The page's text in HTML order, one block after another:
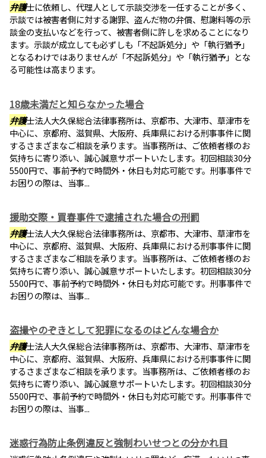
弁護士に依頼し、代理人として示談交渉を一任することが多く、
示談では被害者側に対する謝罪、盗んだ物の弁償、慰謝料等の示
談金の支払いなどを行って、被害者側に許しを求めることになり
ます。示談が成立しても必ずしも「不起訴処分」や「執行猶予」
となるわけではありませんが「不起訴処分」や「執行猶予」とな
る可能性は高まります。
18歳未満だと知らなかった場合
弁護士法人大久保総合法律事務所は、京都市、大津市、草津市を
中心に、京都府、滋賀県、大阪府、兵庫県における刑事事件に関
するさまざまなご相談を承ります。当事務所は、ご依頼者様のお
気持ちに寄り添い、誠心誠意サポートいたします。初回相談30分
5500円で、事前予約で時間外・休日も対応可能です。刑事事件で
お困りの際は、当事...
援助交際・買春事件で逮捕された場合の刑罰
弁護士法人大久保総合法律事務所は、京都市、大津市、草津市を
中心に、京都府、滋賀県、大阪府、兵庫県における刑事事件に関
するさまざまなご相談を承ります。当事務所は、ご依頼者様のお
気持ちに寄り添い、誠心誠意サポートいたします。初回相談30分
5500円で、事前予約で時間外・休日も対応可能です。刑事事件で
お困りの際は、当事...
盗撮やのぞきとして犯罪になるのはどんな場合か
弁護士法人大久保総合法律事務所は、京都市、大津市、草津市を
中心に、京都府、滋賀県、大阪府、兵庫県における刑事事件に関
するさまざまなご相談を承ります。当事務所は、ご依頼者様のお
気持ちに寄り添い、誠心誠意サポートいたします。初回相談30分
5500円で、事前予約で時間外・休日も対応可能です。刑事事件で
お困りの際は、当事...
迷惑行為防止条例違反と強制わいせつとの分かれ目